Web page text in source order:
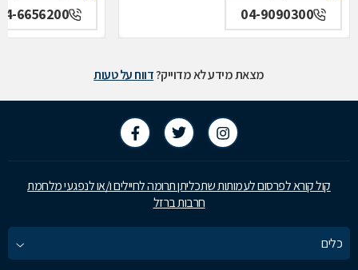
04-9090300
6656200
מצאת מידע לא מדוייק?דווח על טעות
קול קורא לפרסום לעמותות שתכליתן תרומה לחיילים ו/או לנפגעי מלחמת
חרבות ברזל
כלים